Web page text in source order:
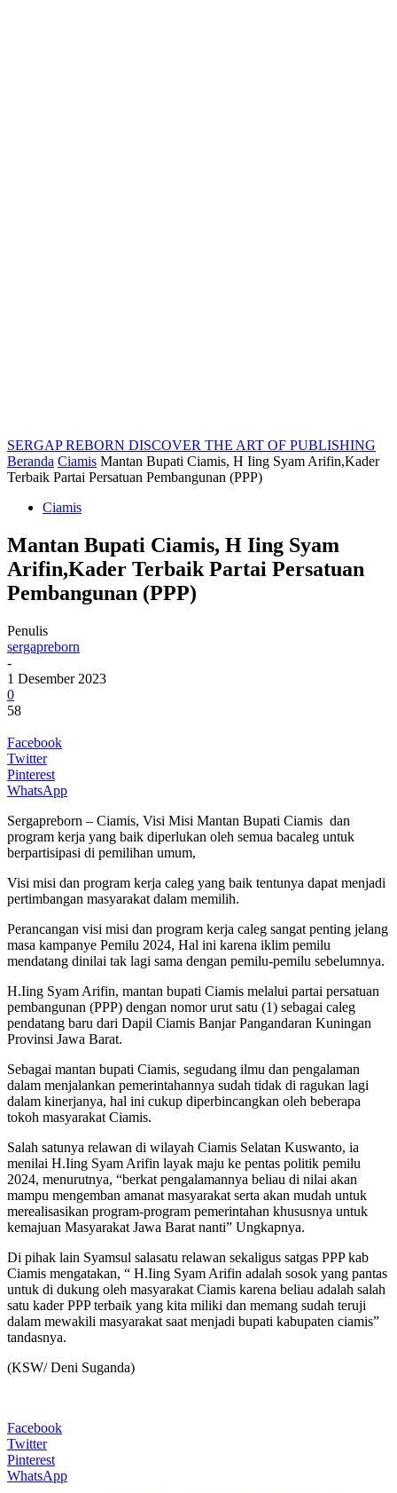
SERGAP REBORN DISCOVER THE ART OF PUBLISHING
Beranda Ciamis Mantan Bupati Ciamis, H Iing Syam Arifin,Kader
Terbaik Partai Persatuan Pembangunan (PPP)
Ciamis
Mantan Bupati Ciamis, H Iing Syam
Arifin,Kader Terbaik Partai Persatuan
Pembangunan (PPP)
Penulis
sergapreborn
-
1 Desember 2023
0
58
Facebook
Twitter
Pinterest
WhatsApp
Sergapreborn – Ciamis, Visi Misi Mantan Bupati Ciamis dan
program kerja yang baik diperlukan oleh semua bacaleg untuk
berpartisipasi di pemilihan umum,
Visi misi dan program kerja caleg yang baik tentunya dapat menjadi
pertimbangan masyarakat dalam memilih.
Perancangan visi misi dan program kerja caleg sangat penting jelang
masa kampanye Pemilu 2024, Hal ini karena iklim pemilu
mendatang dinilai tak lagi sama dengan pemilu-pemilu sebelumnya.
H.Iing Syam Arifin, mantan bupati Ciamis melalui partai persatuan
pembangunan (PPP) dengan nomor urut satu (1) sebagai caleg
pendatang baru dari Dapil Ciamis Banjar Pangandaran Kuningan
Provinsi Jawa Barat.
Sebagai mantan bupati Ciamis, segudang ilmu dan pengalaman
dalam menjalankan pemerintahannya sudah tidak di ragukan lagi
dalam kinerjanya, hal ini cukup diperbincangkan oleh beberapa
tokoh masyarakat Ciamis.
Salah satunya relawan di wilayah Ciamis Selatan Kuswanto, ia
menilai H.Iing Syam Arifin layak maju ke pentas politik pemilu
2024, menurutnya, “berkat pengalamannya beliau di nilai akan
mampu mengemban amanat masyarakat serta akan mudah untuk
merealisasikan program-program pemerintahan khususnya untuk
kemajuan Masyarakat Jawa Barat nanti” Ungkapnya.
Di pihak lain Syamsul salasatu relawan sekaligus satgas PPP kab
Ciamis mengatakan, “ H.Iing Syam Arifin adalah sosok yang pantas
untuk di dukung oleh masyarakat Ciamis karena beliau adalah salah
satu kader PPP terbaik yang kita miliki dan memang sudah teruji
dalam mewakili masyarakat saat menjadi bupati kabupaten ciamis”
tandasnya.
(KSW/ Deni Suganda)
Facebook
Twitter
Pinterest
WhatsApp